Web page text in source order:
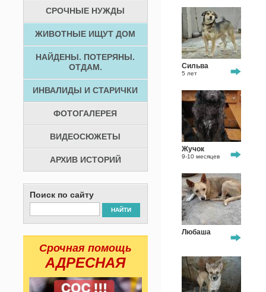
СРОЧНЫЕ НУЖДЫ
ЖИВОТНЫЕ ИЩУТ ДОМ
НАЙДЕНЫ. ПОТЕРЯНЫ.
ОТДАМ.
ИНВАЛИДЫ И СТАРИЧКИ
ФОТОГАЛЕРЕЯ
ВИДЕОСЮЖЕТЫ
АРХИВ ИСТОРИЙ
Поиск по сайту
НАЙТИ
Срочная помощь
АДРЕСНАЯ
Сильва
5 лет
Жучок
9-10 месяцев
Любаша